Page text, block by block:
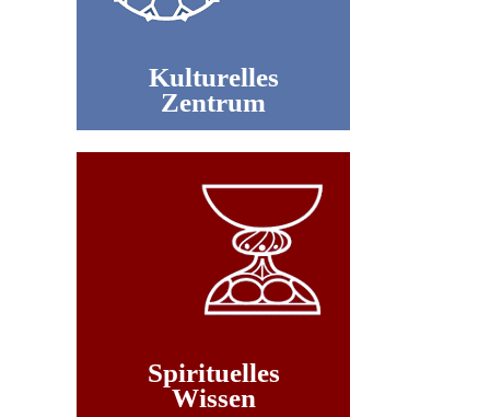
Kulturelles
Zentrum
Spirituelles
Wissen